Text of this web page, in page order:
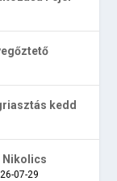
kedd
Nikolics
07-29